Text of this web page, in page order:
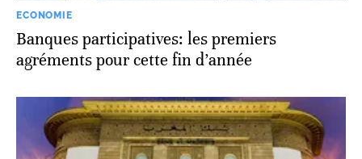
ECONOMIE
Banques participatives: les premiers
agréments pour cette fin d’année